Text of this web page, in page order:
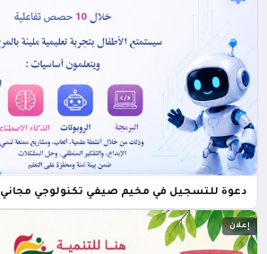
دعوة للتسجيل في مخيم صيفي تكنولوجي مجاني
إعلان